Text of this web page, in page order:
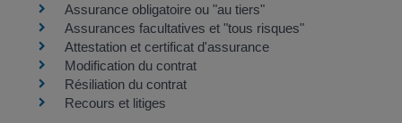
Assurance obligatoire ou "au tiers"
Assurances facultatives et "tous risques"
Attestation et certificat d'assurance
Modification du contrat
Résiliation du contrat
Recours et litiges